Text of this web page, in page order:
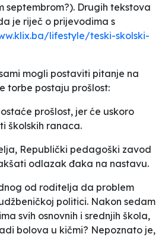
Drugih tekstova
je riječ o prijevodima s
lifestyle/teski-skolski-
mogli postaviti pitanje na
torbe postaju prošlost:
prošlost, jer će uskoro
školskih ranaca.
Republički pedagoški zavod
odlazak đaka na nastavu.
od roditelja da problem
politici. Nakon sedam
svih osnovnih i srednjih škola,
bolova u kičmi? Nepoznato je,